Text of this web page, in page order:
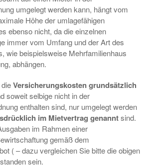
umgelegt werden kann, hängt vom
Höhe der umlagefähigen
ebenso nicht, da die einzelnen
immer vom Umfang und der Art des
wie beispielsweise Mehrfamilienhaus
abhängen.
Versicherungskosten grundsätzlich
soweit selbige nicht in der
enthalten sind, nur umgelegt werden
im Mietvertrag genanntsind.
im Rahmen einer
gemäß dem
( – dazu vergleichen Sie bitte die obigen
sein.